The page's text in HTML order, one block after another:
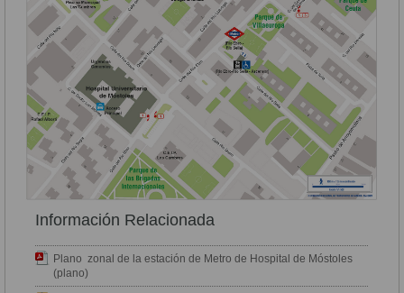
Información Relacionada
Plano zonal de la estación de Metro de Hospital de Móstoles
(plano)